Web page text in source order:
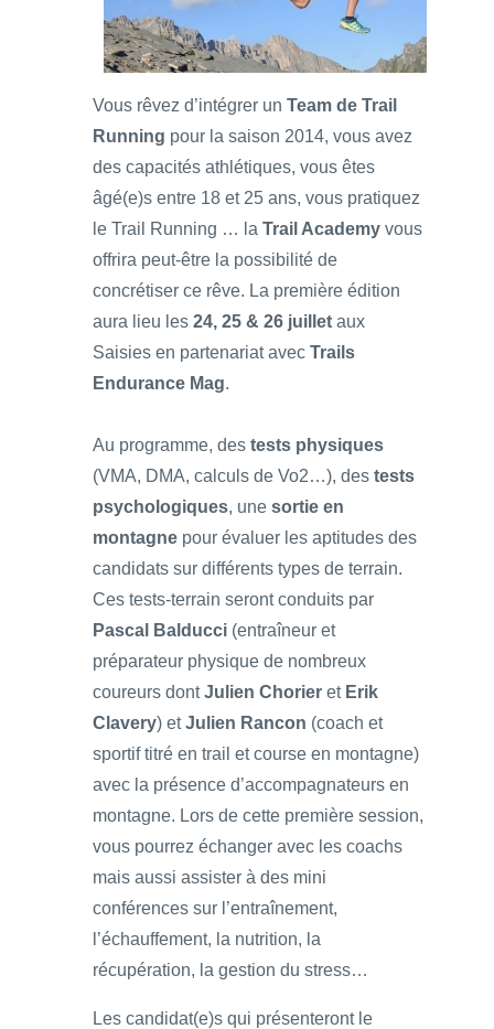
Vous rêvez d’intégrer un Team de Trail
Running pour la saison 2014, vous avez
des capacités athlétiques, vous êtes
âgé(e)s entre 18 et 25 ans, vous pratiquez
le Trail Running … la Trail Academy vous
offrira peut-être la possibilité de
concrétiser ce rêve. La première édition
aura lieu les 24, 25 & 26 juillet aux
Saisies en partenariat avec Trails
Endurance Mag.
Au programme, des tests physiques
(VMA, DMA, calculs de Vo2…), des tests
psychologiques, une sortie en
montagne pour évaluer les aptitudes des
candidats sur différents types de terrain.
Ces tests-terrain seront conduits par
Pascal Balducci (entraîneur et
préparateur physique de nombreux
coureurs dontJulien Chorier et Erik
Clavery) etJulien Rancon (coach et
sportif titré en trail et course en montagne)
avec la présence d’accompagnateurs en
montagne. Lors de cette première session,
vous pourrez échanger avec les coachs
mais aussi assister à des mini
conférences sur l’entraînement,
l’échauffement, la nutrition, la
récupération, la gestion du stress…
Les candidat(e)s qui présenteront le